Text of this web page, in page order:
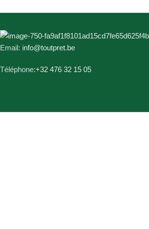
Email: info@toutpret.be
Téléphone:+32 476 32 15 05